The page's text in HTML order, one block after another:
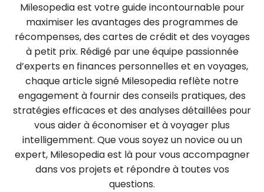
Milesopedia est votre guide incontournable pour
maximiser les avantages des programmes de
récompenses, des cartes de crédit et des voyages
à petit prix. Rédigé par une équipe passionnée
d’experts en finances personnelles et en voyages,
chaque article signé Milesopedia reflète notre
engagement à fournir des conseils pratiques, des
stratégies efficaces et des analyses détaillées pour
vous aider à économiser et à voyager plus
intelligemment. Que vous soyez un novice ou un
expert, Milesopedia est là pour vous accompagner
dans vos projets et répondre à toutes vos
questions.